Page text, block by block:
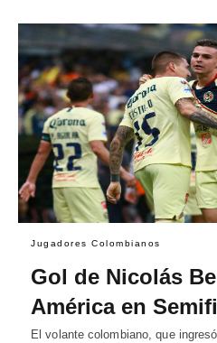
Jugadores Colombianos
Gol de Nicolás
América en
El volante colombiano, que